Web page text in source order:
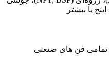
فن های صنعتی